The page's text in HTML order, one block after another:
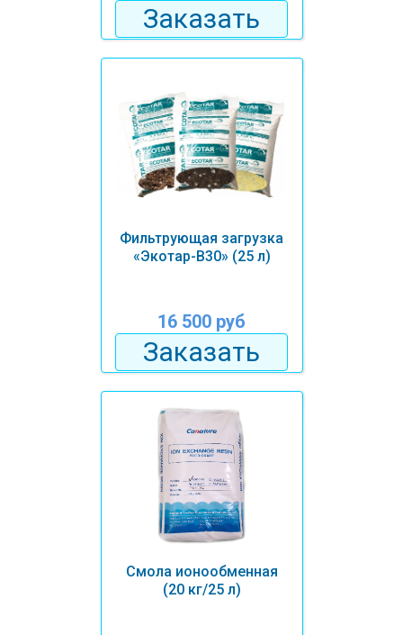
Заказать
Фильтрующая загрузка
«Экотар-В30» (25 л)
16 500 руб
Заказать
Смола ионообменная
(20 кг/25 л)